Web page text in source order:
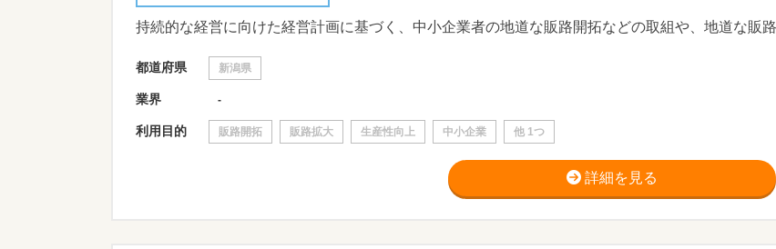
都道府県 新潟県
業界 -
利用目的 販路開拓 販路拡大 生産性向上 中小企業 他 1つ
詳細を見る